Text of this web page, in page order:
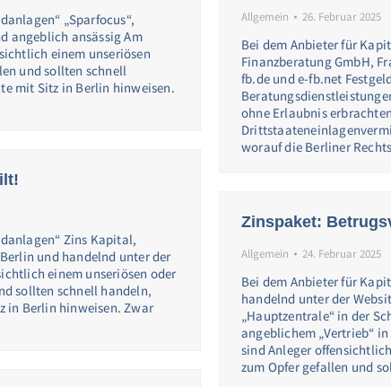
„Sparfocus“,
angeblich ansässig Am
einem unseriösen
und sollten schnell
mit Sitz in Berlin hinweisen.
Allgemein 26. Februar 2025
Bei dem Anbieter für
Finanzberatung GmbH,
fb.de und e-fb.net
ohne Erlaubnis
worauf die Berliner
Zins Kapital,
und handelnd unter der
einem unseriösen oder
sollten schnell handeln,
in Berlin hinweisen. Zwar
Zinspaket:
Allgemein 24. Februar 2025
Bei dem Anbieter für
handelnd unter der
„Hauptzentrale“ in der
angeblichem „Vertrieb“
sind Anleger
zum Opfer gefallen und